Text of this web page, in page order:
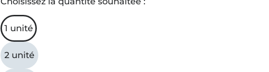
1 unité
2 unité